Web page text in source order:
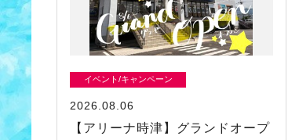
イベント/キャンペーン
2026.08.06
【アリーナ時津】グランドオープ